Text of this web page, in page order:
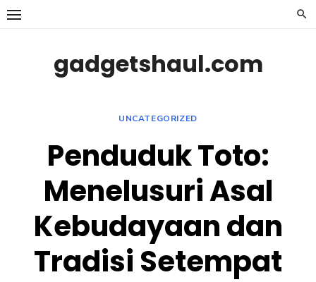
Skip
gadgetshaul.com
UNCATEGORIZED
Penduduk Toto:
Menelusuri Asal
Kebudayaan dan
Tradisi Setempat